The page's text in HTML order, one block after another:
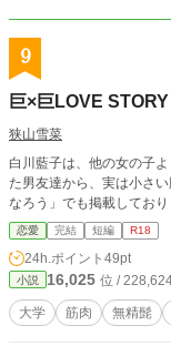
9
巨×巨LOVE STORY
狭山雪菜
白川藍子は、他の女の子
た男友達から、実は小さい胸が好きと言
なろう」でも掲載しており
恋愛 完結 短編 R18
24h.ポイント 49pt
小説 16,025 位 /
大学 筋肉 無精髭